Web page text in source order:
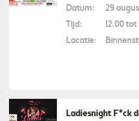
Datum:
29
Tijd:
12.00
Locatie:
Ladiesnight F*ck